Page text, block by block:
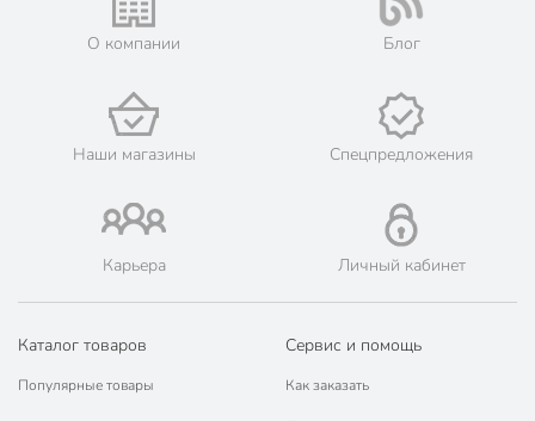
О компании Блог
Наши магазины Спецпредложения
Карьера Личный кабинет
Каталог товаров
Популярные товары
Сервис и помощь
Как заказать